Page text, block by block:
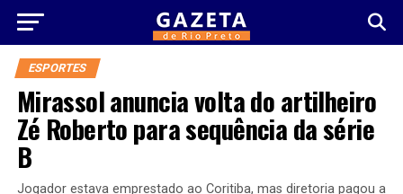
ESPORTES
Mirassol anuncia volta do artilheiro
Zé Roberto para sequência da série
B
Jogador estava emprestado ao Coritiba, mas diretoria pagou a